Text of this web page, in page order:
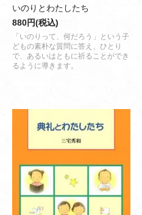
いのりとわたしたち
880円(税込)
「いのりって、何だろう」という子
どもの素朴な質問に答え、ひとり
で、あるいはともに祈ることができ
るように導きます。